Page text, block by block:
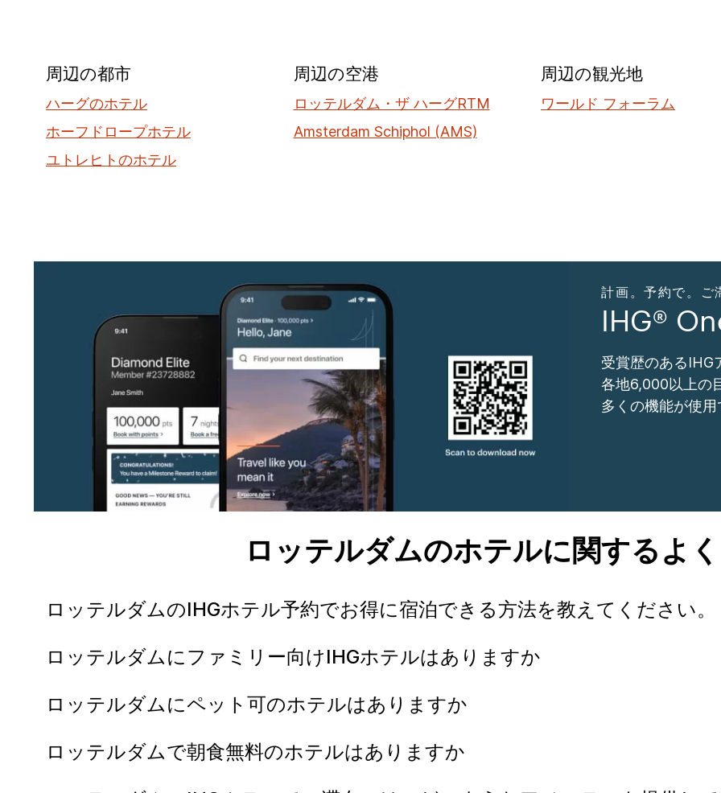
周辺の都市
ハーグのホテル
ホーフドロープホテル
ユトレヒトのホテル
周辺の空港
ロッテルダム・ザ ハーグRTM
Amsterdam Schiphol (AMS)
周辺の観光地
ワールド フォーラム
計画。予約で。
IHG®
受賞歴のあるIHG
各地6,000以上の
多くの機能が使
ロッテルダムのホテルに関するよ
ロッテルダムのIHGホテル予約でお得に宿泊できる方法を教えてください。
ロッテルダムにファミリー向けIHGホテルはありますか
ロッテルダムにペット可のホテルはありますか
ロッテルダムで朝食無料のホテルはありますか